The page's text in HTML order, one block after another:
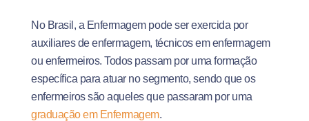
No Brasil, a Enfermagem pode ser exercida por
auxiliares de enfermagem, técnicos em enfermagem
ou enfermeiros. Todos passam por uma formação
específica para atuar no segmento, sendo que os
enfermeiros são aqueles que passaram por uma
graduação em Enfermagem.